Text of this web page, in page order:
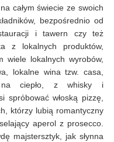
całym świecie ze swoich
bezpośrednio od
i tawern czy też
z lokalnych produktów,
wiele lokalnych wyrobów,
lokalne wina tzw. casa,
na ciepło, z whisky i
spróbować włoską pizzę,
którzy lubią romantyczny
aperol z prosecco.
majstersztyk, jak słynna